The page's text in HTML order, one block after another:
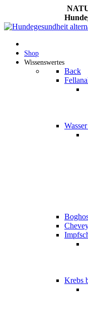
Shop
Wissenswertes
Back
Krebs